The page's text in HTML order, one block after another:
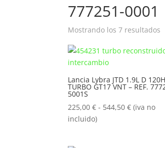
777251-0001
Mostrando los 7 resultados
Lancia Lybra JTD 1.9L D
TURBO GT17 VNT – REF.
5001S
225,00€ - 544,50€Rango
(iva no
incluido)